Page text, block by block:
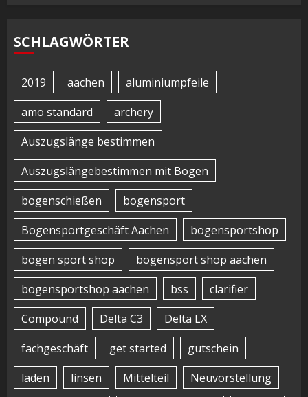
SCHLAGWÖRTER
2019 aachen
aluminiumpfeile
amo standard
archery
Auszugslänge bestimmen
Auszugslängebestimmen mit Bogen
bogenschießen
bogensport
Bogensportgeschäft Aachen
bogensportshop
bogen sport shop
bogensport shop aachen
bogensportshop aachen
bss
clarifier
Compound
Delta C3
Delta LX
fachgeschäft
get started
gutschein
laden
linsen Mittelteil
Neuvorstellung